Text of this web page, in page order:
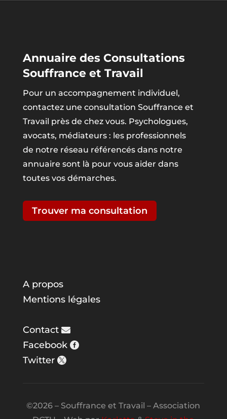
Annuaire des Consultations
Souffrance et Travail
Pour un accompagnement individuel,
contactez une consultation Souffrance et
Travail près de chez vous. Psychologues,
avocats, médiateurs : les professionnels
de notre réseau référencés dans notre
annuaire sont là pour vous aider dans
toutes vos démarches.
Trouver ma consultation
A propos
Mentions légales
Contact
Facebook
Twitter
©2026 – Souffrance et Travail – Association